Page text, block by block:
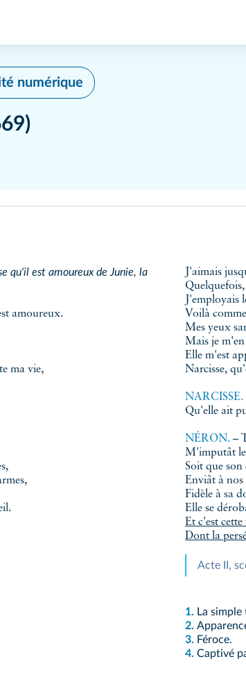
numérique
qu'il est amoureux de Junie, la
amoureux.
ma vie,
J'aimais
J'employais
Voilà
Mes yeux
Mais je
Elle m'est
Narcisse,
NARCISSE.
Qu'elle ait
NÉRON. –
M'imputât
Soit que
Enviât à nos
Fidèle à sa
Elle se
Et c'est
Dont la
Acte II,
1. La simple
2.
3. Féroce.
4. Captivé